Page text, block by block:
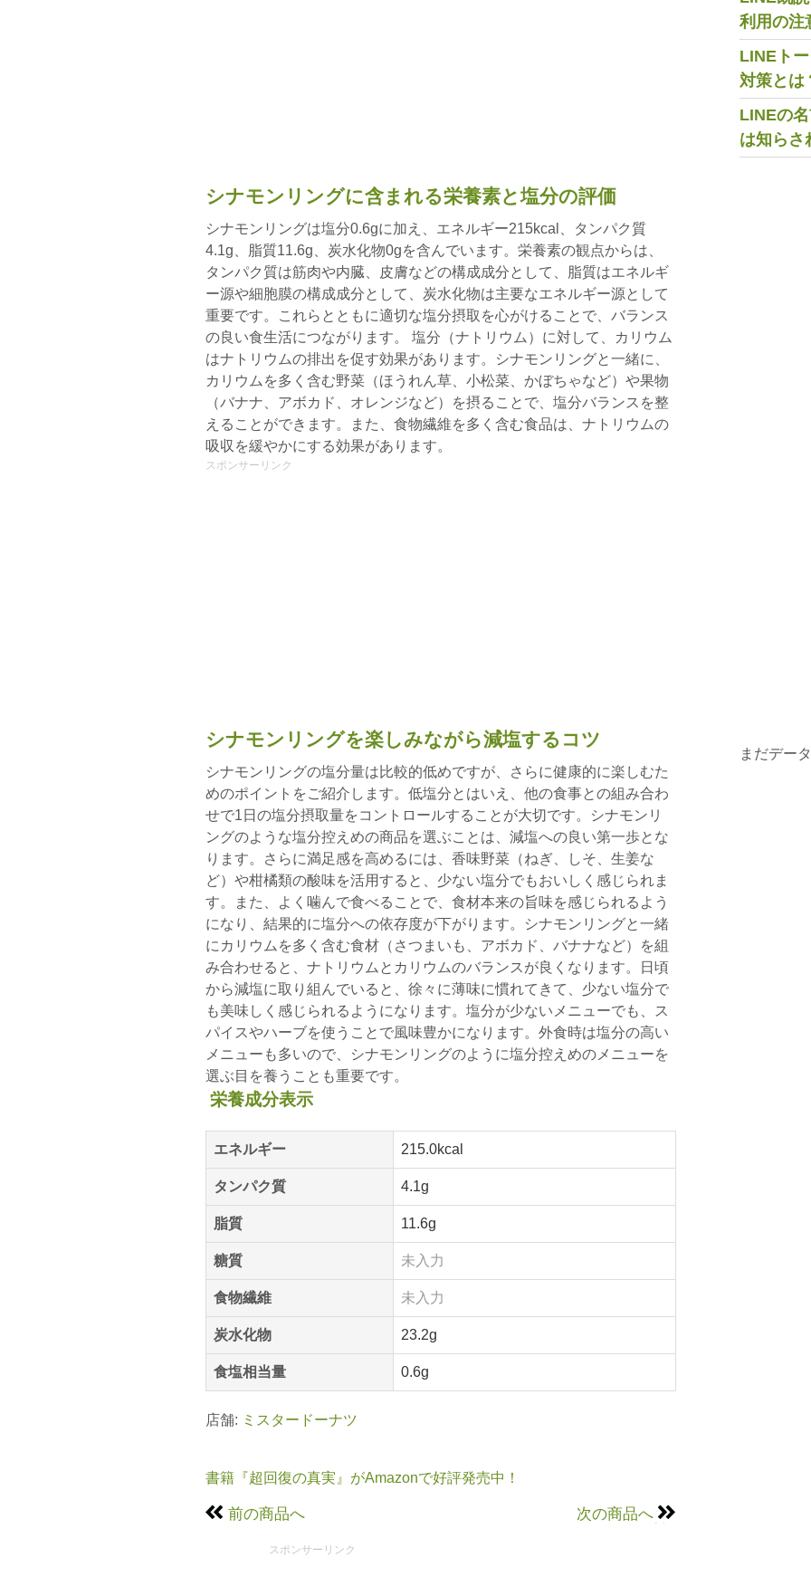
シナモンリングに含まれる栄養素と塩分の評価
シナモンリングは塩分0.6gに加え、エネルギー215kcal、タンパク質
4.1g、脂質11.6g、炭水化物0gを含んでいます。栄養素の観点からは、
タンパク質は筋肉や内臓、皮膚などの構成成分として、脂質はエネルギ
ー源や細胞膜の構成成分として、炭水化物は主要なエネルギー源として
重要です。これらとともに適切な塩分摂取を心がけることで、バランス
の良い食生活につながります。 塩分（ナトリウム）に対して、カリウム
はナトリウムの排出を促す効果があります。シナモンリングと一緒に、
カリウムを多く含む野菜（ほうれん草、小松菜、かぼちゃなど）や果物
（バナナ、アボカド、オレンジなど）を摂ることで、塩分バランスを整
えることができます。また、食物繊維を多く含む食品は、ナトリウムの
吸収を緩やかにする効果があります。
スポンサーリンク
シナモンリングを楽しみながら減塩するコツ
シナモンリングの塩分量は比較的低めですが、さらに健康的に楽しむた
めのポイントをご紹介します。低塩分とはいえ、他の食事との組み合わ
せで1日の塩分摂取量をコントロールすることが大切です。シナモンリ
ングのような塩分控えめの商品を選ぶことは、減塩への良い第一歩とな
ります。さらに満足感を高めるには、香味野菜（ねぎ、しそ、生姜な
ど）や柑橘類の酸味を活用すると、少ない塩分でもおいしく感じられま
す。また、よく噛んで食べることで、食材本来の旨味を感じられるよう
になり、結果的に塩分への依存度が下がります。シナモンリングと一緒
にカリウムを多く含む食材（さつまいも、アボカド、バナナなど）を組
み合わせると、ナトリウムとカリウムのバランスが良くなります。日頃
から減塩に取り組んでいると、徐々に薄味に慣れてきて、少ない塩分で
も美味しく感じられるようになります。塩分が少ないメニューでも、ス
パイスやハーブを使うことで風味豊かになります。外食時は塩分の高い
メニューも多いので、シナモンリングのように塩分控えめのメニューを
選ぶ目を養うことも重要です。
栄養成分表示
エネルギー 215.0kcal
タンパク質 4.1g
脂質 11.6g
糖質 未入力
食物繊維 未入力
炭水化物 23.2g
食塩相当量 0.6g
店舗: ミスタードーナツ
書籍『超回復の真実』がAmazonで好評発売中！
前の商品へ 次の商品へ
スポンサーリンク
利用の注
LINEト
対策とは
LINEの
は知らさ
まだデー